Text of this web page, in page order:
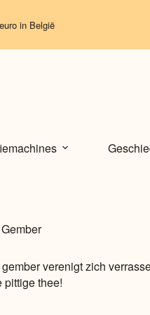
verenigt zich
pittige thee!